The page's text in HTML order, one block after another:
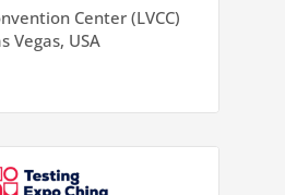
Center (LVCC)
Vegas, USA